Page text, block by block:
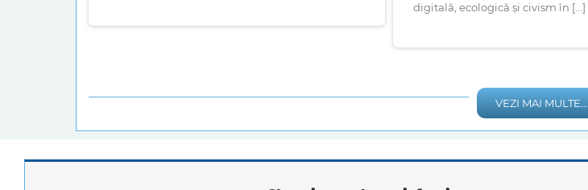
digitală, ecologică și civism în [...]
VEZI MAI MULTE…